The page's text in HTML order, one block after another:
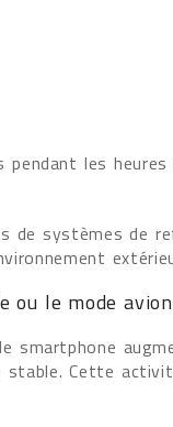
pendant les
de systèmes de
ou le mode avion
smartphone
stable. Cette